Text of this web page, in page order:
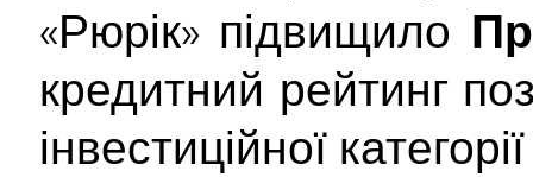
«Рюрік» підвищило
кредитний рейтинг
інвестиційної